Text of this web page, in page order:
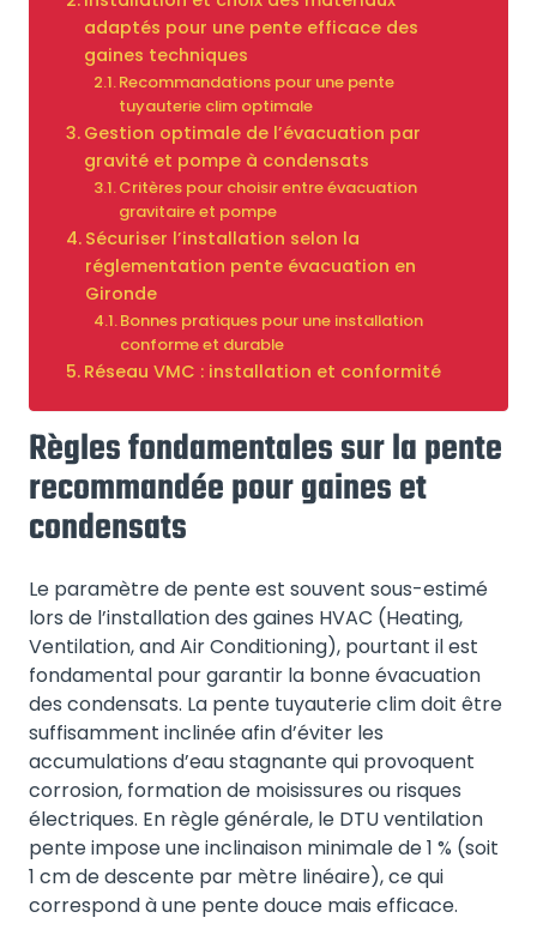
adaptés pour une pente efficace des
gaines techniques
Recommandations pour une pente
tuyauterie clim optimale
Gestion optimale de l’évacuation par
gravité et pompe à condensats
Critères pour choisir entre évacuation
gravitaire et pompe
Sécuriser l’installation selon la
réglementation pente évacuation en
Gironde
Bonnes pratiques pour une installation
conforme et durable
Réseau VMC : installation et conformité
Règles fondamentales sur la pente
recommandée pour gaines et
condensats
Le paramètre de pente est souvent sous-estimé
lors de l’installation des gaines HVAC (Heating,
Ventilation, and Air Conditioning), pourtant il est
fondamental pour garantir la bonne évacuation
des condensats. La pente tuyauterie clim doit être
suffisamment inclinée afin d’éviter les
accumulations d’eau stagnante qui provoquent
corrosion, formation de moisissures ou risques
électriques. En règle générale, le DTU ventilation
pente impose une inclinaison minimale de 1 % (soit
1 cm de descente par mètre linéaire), ce qui
correspond à une pente douce mais efficace.